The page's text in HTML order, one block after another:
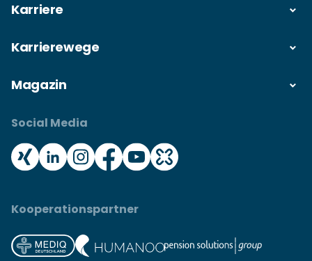
Karriere
Karrierewege
Magazin
Social Media
Kooperationspartner